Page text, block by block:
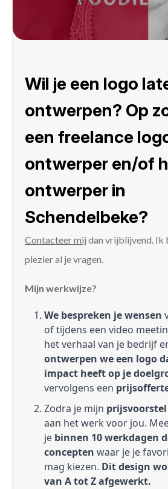
Wil je een logo
ontwerpen? Op
een freelance
ontwerper en/of
ontwerper in
Schendelbeke?
Contacteer mij dan vrijblijvend. Ik
plezier al je vragen.
Mijn werkwijze?
We bespreken je wensen
of tijdens een video
het verhaal van je bedrijf
ontwerpen we een logo
impact heeft op je
vervolgens een
Zodra je mijn prijsvoorstel
aan het werk voor jou.
je binnen 10 werkdagen
concepten waar je je
mag kiezen. Dit design
van A tot Z afgewerkt.